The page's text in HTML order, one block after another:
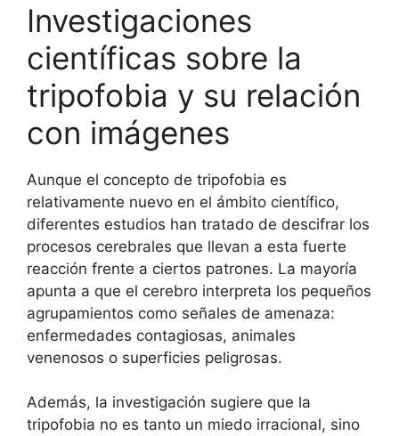
Investigaciones
científicas sobre la
tripofobia y su relación
con imágenes
Aunque el concepto de tripofobia es
relativamente nuevo en el ámbito científico,
diferentes estudios han tratado de descifrar los
procesos cerebrales que llevan a esta fuerte
reacción frente a ciertos patrones. La mayoría
apunta a que el cerebro interpreta los pequeños
agrupamientos como señales de amenaza:
enfermedades contagiosas, animales
venenosos o superficies peligrosas.
Además, la investigación sugiere que la
tripofobia no es tanto un miedo irracional, sino